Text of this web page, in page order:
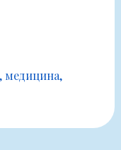
медицина